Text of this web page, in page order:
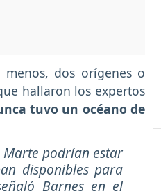
dos orígenes o
hallaron los expertos
tuvo un océano de
Marte podrían estar
disponibles para
Barnes en el